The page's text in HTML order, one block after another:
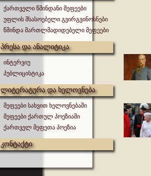
ქართველი წმინდანი მეფეები
უფლის მსასოებელი გვირგვინოსნები
წმინდა მართლმადიდებელი მეფეები
პრესა და ანალიტიკა
ინტერვიუ
პუბლიცისტიკა
ლიტერატურა და ხელოვნება
მეფეები სახვით ხელოვნებაში
მეფეები ქართულ პოეზიაში
ქართველ მეფეთა პოეზია
კონტაქტი